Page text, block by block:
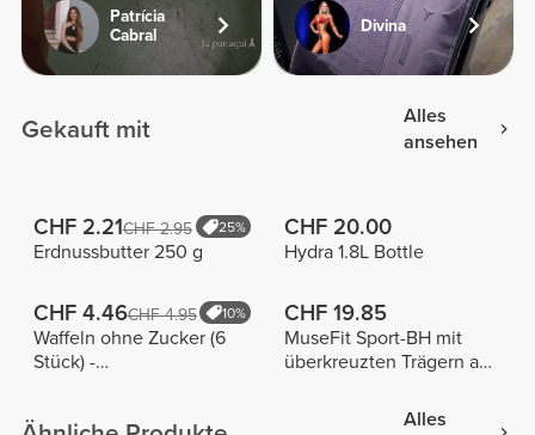
Patrícia
Cabral
Divina
Gekauft mit
Alles
ansehen
CHF 2.21CHF 2.95 25%
Erdnussbutter 250 g
CHF 20.00
Hydra 1.8L Bottle
CHF 4.46CHF 4.95 10%
Waffeln ohne Zucker (6
Stück) -
CHF 19.85
MuseFit Sport-BH mit
überkreuzten Trägern am
Alles